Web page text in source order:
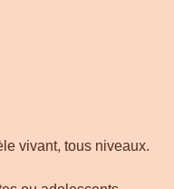
vivant, tous niveaux.